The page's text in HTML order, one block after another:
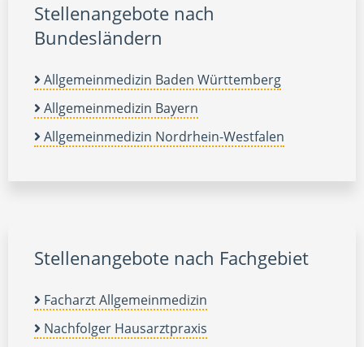
Stellenangebote nach
Bundesländern
Allgemeinmedizin Baden Württemberg
Allgemeinmedizin Bayern
Allgemeinmedizin Nordrhein-Westfalen
Stellenangebote nach Fachgebiet
Facharzt Allgemeinmedizin
Nachfolger Hausarztpraxis